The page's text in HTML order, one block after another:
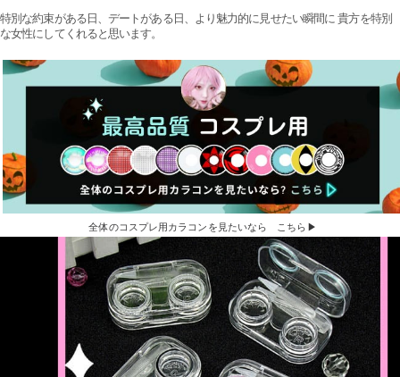
特別な約束がある日、デートがある日、より魅力的に見せたい瞬間に 貴方を特別
な女性にしてくれると思います。
全体のコスプレ用カラコンを見たいなら こちら▶